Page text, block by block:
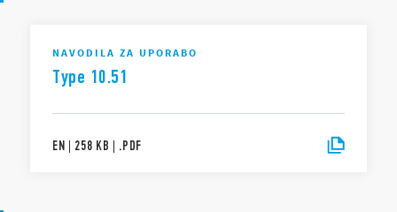
NAVODILA ZA UPORABO
Type 10.51
EN | 258 KB | .PDF